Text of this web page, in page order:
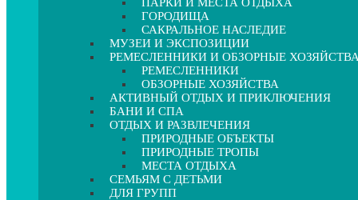
ГОРОДИЩА
САКРАЛЬНОЕ НАСЛЕДИЕ
МУЗЕИ И ЭКСПОЗИЦИИ
РЕМЕСЛЕННИКИ И ОБЗОРНЫЕ ХОЗЯЙСТВА
РЕМЕСЛЕННИКИ
ОБЗОРНЫЕ ХОЗЯЙСТВА
АКТИВНЫЙ ОТДЫХ И ПРИКЛЮЧЕНИЯ
БАНИ И СПА
ОТДЫХ И РАЗВЛЕЧЕНИЯ
ПРИРОДНЫЕ ОБЪЕКТЫ
ПРИРОДНЫЕ ТРОПЫ
МЕСТА ОТДЫХА
СЕМЬЯМ С ДЕТЬМИ
ДЛЯ ГРУПП